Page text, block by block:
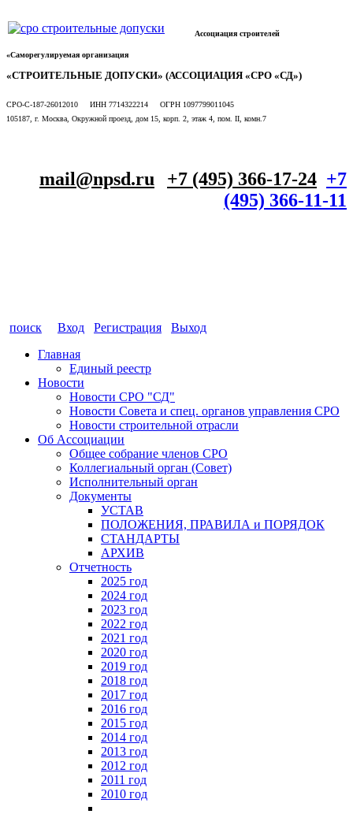
Ассоциация строителей
«Саморегулируемая организация
«СТРОИТЕЛЬНЫЕ ДОПУСКИ» (АССОЦИАЦИЯ «СРО «СД»)
СРО-С-187-26012010 ИНН 7714322214 ОГРН 1097799011045
105187, г. Москва, Окружной проезд, дом 15, корп. 2, этаж 4, пом. II, комн.7
mail@npsd.ru +7 (495) 366-17-24 +7
(495) 366-11-11
поиск Вход Регистрация
Выход
Главная
Единый реестр
Новости
Новости СРО "СД"
Новости Совета и спец. органов управления СРО
Новости строительной отрасли
Об Ассоциации
Общее собрание членов СРО
Коллегиальный орган (Совет)
Исполнительный орган
Документы
УСТАВ
ПОЛОЖЕНИЯ, ПРАВИЛА и ПОРЯДОК
СТАНДАРТЫ
АРХИВ
Отчетность
2025 год
2024 год
2023 год
2022 год
2021 год
2020 год
2019 год
2018 год
2017 год
2016 год
2015 год
2014 год
2013 год
2012 год
2011 год
2010 год